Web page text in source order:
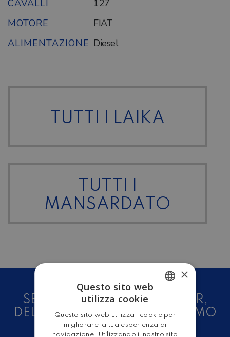
CAVALLI
127
MOTORE
FIAT
ALIMENTAZIONE Diesel
TUTTI I LAIKA
TUTTI I
MANSARDATO
SEI UN AMANTE DEL CAMPER,
DELLE CARAVAN E DEL TURISMO
ALL'ARIA APERTA?
ENGLISH
×
Questo sito web
utilizza cookie
Questo sito web utilizza i cookie per
migliorare la tua esperienza di
navigazione. Utilizzando il nostro sito